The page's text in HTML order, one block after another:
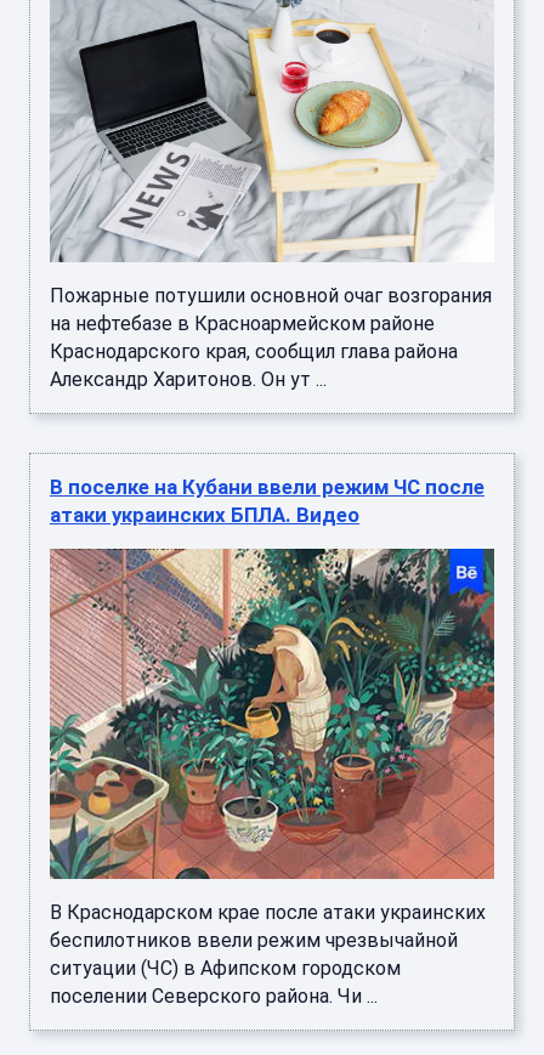
Пожарные потушили основной очаг возгорания
на нефтебазе в Красноармейском районе
Краснодарского края, сообщил глава района
Александр Харитонов. Он ут ...
В поселке на Кубани ввели режим ЧС после
атаки украинских БПЛА. Видео
В Краснодарском крае после атаки украинских
беспилотников ввели режим чрезвычайной
ситуации (ЧС) в Афипском городском
поселении Северского района. Чи ...